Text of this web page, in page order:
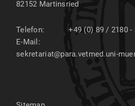
82152 Martinsried
Telefon:
+49 (0) 89 / 2180 -
E-Mail:
sekretariat@para.vetmed.uni-